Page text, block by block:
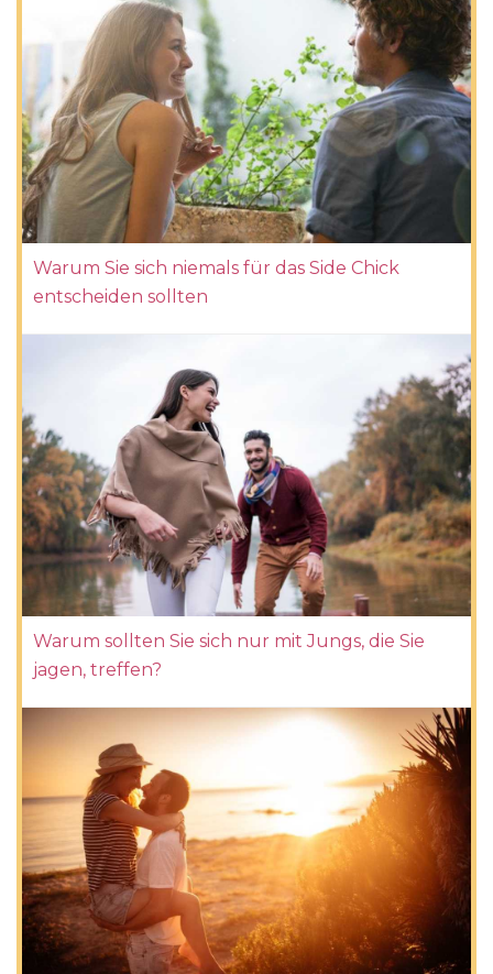
Warum Sie sich niemals für das Side Chick
entscheiden sollten
Warum sollten Sie sich nur mit Jungs, die Sie
jagen, treffen?